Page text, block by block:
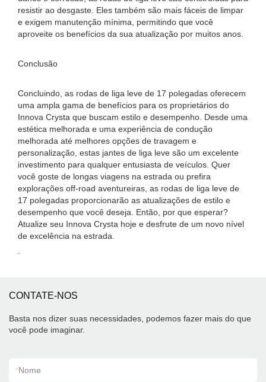
resistir ao desgaste. Eles também são mais fáceis de limpar
e exigem manutenção mínima, permitindo que você
aproveite os benefícios da sua atualização por muitos anos.
Conclusão
Concluindo, as rodas de liga leve de 17 polegadas oferecem
uma ampla gama de benefícios para os proprietários do
Innova Crysta que buscam estilo e desempenho. Desde uma
estética melhorada e uma experiência de condução
melhorada até melhores opções de travagem e
personalização, estas jantes de liga leve são um excelente
investimento para qualquer entusiasta de veículos. Quer
você goste de longas viagens na estrada ou prefira
explorações off-road aventureiras, as rodas de liga leve de
17 polegadas proporcionarão as atualizações de estilo e
desempenho que você deseja. Então, por que esperar?
Atualize seu Innova Crysta hoje e desfrute de um novo nível
de excelência na estrada.
CONTATE-NOS
Basta nos dizer suas necessidades, podemos fazer mais do que
você pode imaginar.
*Nome